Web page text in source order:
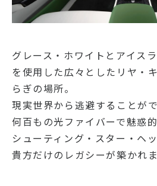
グレース・ホワイトとアイス
を使用した広々としたリヤ・
らぎの場所。
現実世界から逃避することがで
何百もの光ファイバーで魅惑
シューティング・スター・ヘ
貴方だけのレガシーが築かれま